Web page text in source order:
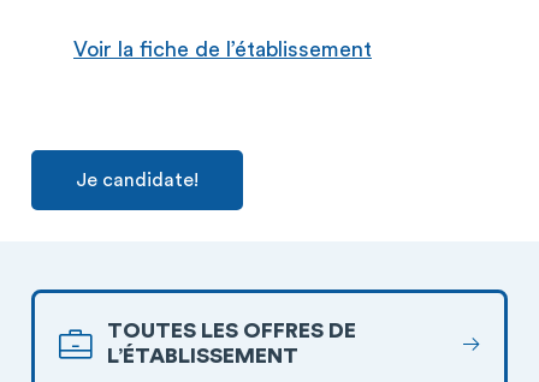
Voir la fiche de l’établissement
Je candidate!
TOUTES LES OFFRES DE
L’ÉTABLISSEMENT